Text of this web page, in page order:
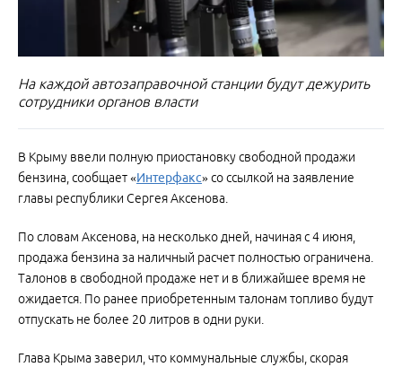
На каждой автозаправочной станции будут дежурить
сотрудники органов власти
В Крыму ввели полную приостановку свободной продажи
бензина, сообщает «Интерфакс» со ссылкой на заявление
главы республики Сергея Аксенова.
По словам Аксенова, на несколько дней, начиная с 4 июня,
продажа бензина за наличный расчет полностью ограничена.
Талонов в свободной продаже нет и в ближайшее время не
ожидается. По ранее приобретенным талонам топливо будут
отпускать не более 20 литров в одни руки.
Глава Крыма заверил, что коммунальные службы, скорая